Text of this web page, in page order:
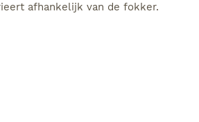
afhankelijk van de fokker.